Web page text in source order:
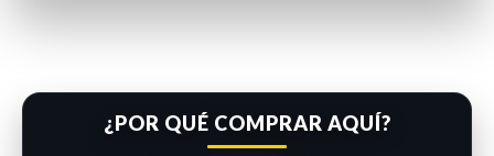
¿POR QUÉ COMPRAR AQUÍ?